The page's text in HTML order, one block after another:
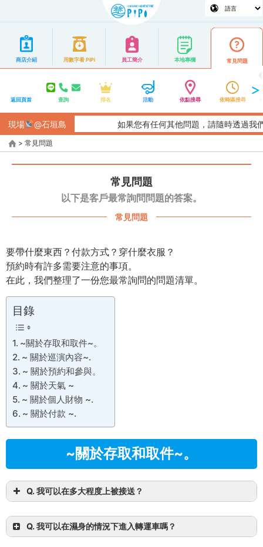
商店介紹 用數字看 PiPi 員工簡介 本地專欄 常見問題
返回頁首 查詢 排名 活動 依點搜尋 依時區搜尋
現場 @石垣島 如果您有任何其他問題，請隨時透過
> 常見問題
常見問題
以下是客戶最常詢問問題的答案。
常見問題
要帶什麼東西？付款方式？穿什麼衣服？
預約時有許多需要注意的事項。
在此，我們整理了一份您最常詢問的問題清單。
目錄
~關於存取和取件~。
~ 關於巡演內容~.
~ 關於預約和參與。
~ 關於天氣 ~
~ 關於個人財物 ~.
~ 關於付款 ~.
~關於存取和取件~。
Q. 我可以在多大程度上被接送？
A.石垣島南部（Husaki Resort - ANA
InterContinental Resort）免費接送。
Q. 我可以在濕身的情況下進入轉運車嗎？